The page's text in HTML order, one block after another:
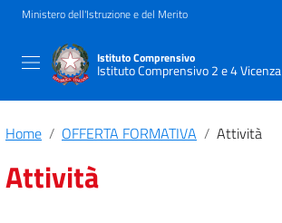
Ministero dell'Istruzione e del Merito
Istituto Comprensivo
Istituto Comprensivo 2 e 4 Vicenza
Home OFFERTA FORMATIVA Attività
Attività